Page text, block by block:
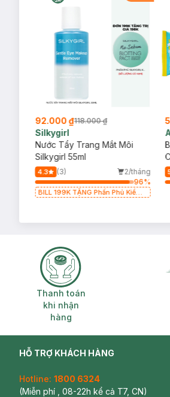
92.000 ₫118.000 ₫
Silkygirl
Nước Tẩy Trang Mắt Môi
Silkygirl 55ml
4.3 (3)
2/tháng
96%
BILL 199K TẶNG Phấn Phủ Kiềm
Thanh toán khi nhận
Thanh toán
khi nhận
hàng
HỖ TRỢ KHÁCH HÀNG
Hotline: 1800 6324
(Miễn phí , 08-22h kể cả T7, CN)